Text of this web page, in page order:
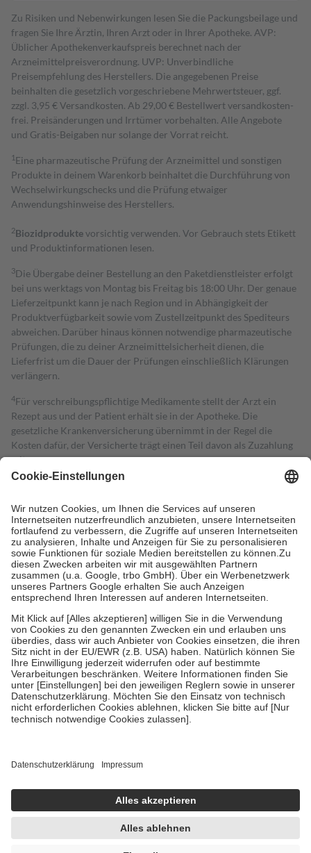
Zu Risiken und Nebenwirkungen lesen Sie die Packungsbeilage und
fragen Sie Ihre Ärztin, Ihren Arzt oder in Ihrer Apotheke. AVP:
Üblicher Apothekenverkaufspreis berechnet nach der
Arzneimittelpreisverordnung. UVP: Unverbindliche
Preisempfehlung des Herstellers. Die angegebenen Preise
beinhalten die gesetzlich vorgeschriebene Mehrwertsteuer, ggf.
zzgl. 3,95 € Versandkosten. Ab 29,00 € Bestell­wert versand­kosten­
frei. Preisänderungen und Irrtümer vorbehalten. Alle Angebote
und Gratis-Beigaben nur solange der Vorrat reicht.
1 Eine pharmazeutische Prüfung der Arzneimittel und sonstigen
Produkte in deinem Warenkorb beinhaltet die Durchführung von
Wechselwirkungschecks und die Prüfung etwaiger
Anwendungshinweise des Herstellers.
2Biozidproduktevorsichtig verwenden. Vor Gebrauch stets Etikett
und Produktinformationen lesen.
3Die Übergabe deiner Bestellung an den Paketdienstleister erfolgt
bei uns werktags von Montag bis Freitag bis 18:00 Uhr. Der genaue
Lieferzeitpunkt kann je nach Region und in Abhängigkeit der
Produktverfügbarkeit sowie vom Zustellzeitpunkt des Spediteurs
abweichen. Darüber hinaus können notwendige pharmazeutische
Prüfungen, die zu deiner Arzneimittelsicherheit dienen, die
Lieferfrist um die Dauer der Prüfungen einschließlich Klärungen
verlängern.
4Für verschreibungspflichtige Medikamente stellt der Arzt ein
Rezept aus und der Patient erhält sie in der Apotheke. Die
gesetzliche Krankenversicherung übernimmt in der Regel die
Kosten dafür, der Versicherte trägt einen Teil davon als Zuzahlung
mit.
Grundsätzlich leisten Mitglieder Zuzahlungen in Höhe von zehn
höchstens zehn Euro.
Es sind jedoch nie mehr als die tatsächlichen
Kosten der Leistung zu entrichten.
Diese Regeln gelten grundsätzlich auch für Online-Apotheken.
Bei Heilmitteln und häuslicher Krankenpflege beträgt die
Zuzahlung zehn Prozent der Kosten sowie zehn Euro je
Verordnung.
Um das Engagement der Versicherten für ihre eigene Gesundheit zu
stärken und die besondere Stellung der Familie zu unterstützen,
fallenkeine Zuzahlungenan bei:
• Kindern und Jugendlichen bis zum vollendeten 18. Lebensjahr
mit Ausnahme der Fahrkosten
• Untersuchungen zur Vorsorge und Früherkennung, die von der
GKV getragen werden
• empfohlenen Schutzimpfungen
• Harn- und Blutteststreifen
getroffen, um sicherzustellen, dass es sich um echte Bewertungen
https://help.etrusted.com/hc/de/articles/4419944605341
Einige Bilder und Inhalte wurden unter Zuhilfenahme künstlicher